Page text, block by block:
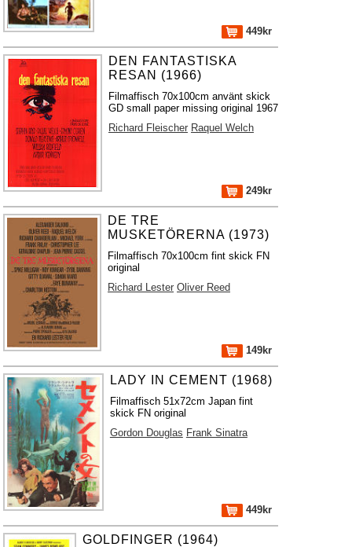
449kr
DEN FANTASTISKA
RESAN (1966)
Filmaffisch 70x100cm använt skick
GD small paper missing original 1967
Richard Fleischer Raquel Welch
249kr
DE TRE
MUSKETÖRERNA (1973)
Filmaffisch 70x100cm fint skick FN
original
Richard Lester Oliver Reed
149kr
LADY IN CEMENT (1968)
Filmaffisch 51x72cm Japan fint
skick FN original
Gordon Douglas Frank Sinatra
449kr
GOLDFINGER (1964)